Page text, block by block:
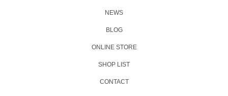
NEWS
BLOG
ONLINE STORE
SHOP LIST
CONTACT